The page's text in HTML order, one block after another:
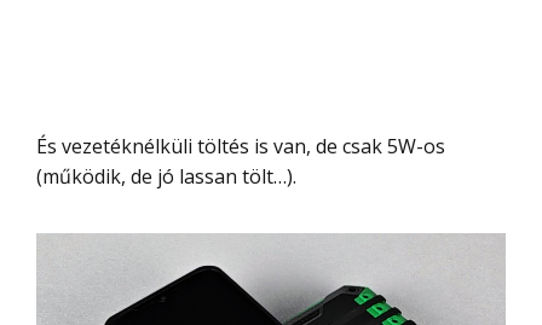
És vezetéknélküli töltés is van, de csak 5W-os
(működik, de jó lassan tölt…).